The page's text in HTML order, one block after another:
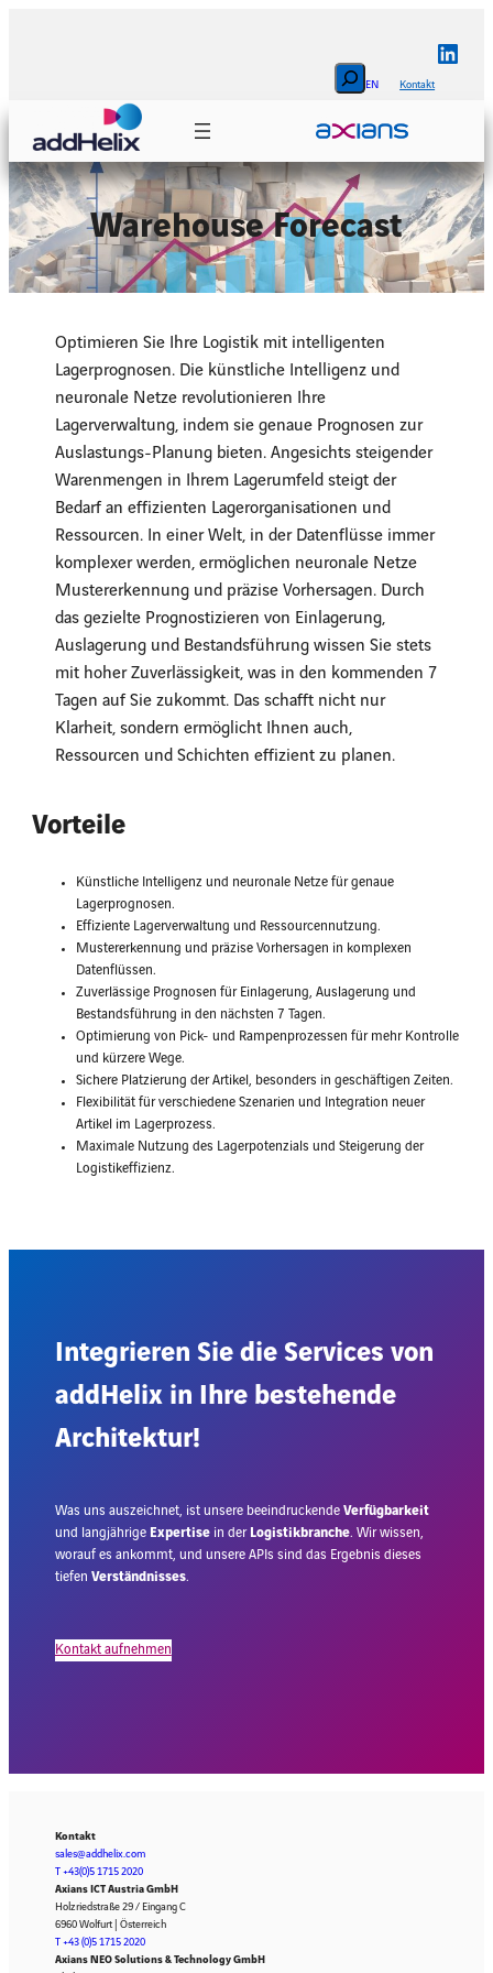
Search
EN
Kontakt
Warehouse Forecast
Optimieren Sie Ihre Logistik mit intelligenten
Lagerprognosen. Die künstliche Intelligenz und
neuronale Netze revolutionieren Ihre
Lagerverwaltung, indem sie genaue Prognosen zur
Auslastungs-Planung bieten. Angesichts steigender
Warenmengen in Ihrem Lagerumfeld steigt der
Bedarf an effizienten Lagerorganisationen und
Ressourcen. In einer Welt, in der Datenflüsse immer
komplexer werden, ermöglichen neuronale Netze
Mustererkennung und präzise Vorhersagen. Durch
das gezielte Prognostizieren von Einlagerung,
Auslagerung und Bestandsführung wissen Sie stets
mit hoher Zuverlässigkeit, was in den kommenden 7
Tagen auf Sie zukommt. Das schafft nicht nur
Klarheit, sondern ermöglicht Ihnen auch,
Ressourcen und Schichten effizient zu planen.
Vorteile
Künstliche Intelligenz und neuronale Netze für genaue
Lagerprognosen.
Effiziente Lagerverwaltung und Ressourcennutzung.
Mustererkennung und präzise Vorhersagen in komplexen
Datenflüssen.
Zuverlässige Prognosen für Einlagerung, Auslagerung und
Bestandsführung in den nächsten 7 Tagen.
Optimierung von Pick- und Rampenprozessen für mehr Kontrolle
und kürzere Wege.
Sichere Platzierung der Artikel, besonders in geschäftigen Zeiten.
Flexibilität für verschiedene Szenarien und Integration neuer
Artikel im Lagerprozess.
Maximale Nutzung des Lagerpotenzials und Steigerung der
Logistikeffizienz.
Integrieren Sie die Services von
addHelix in Ihre bestehende
Architektur!
Was uns auszeichnet, ist unsere beeindruckende Verfügbarkeit
und langjährige Expertise in der Logistikbranche. Wir wissen,
worauf es ankommt, und unsere APIs sind das Ergebnis dieses
tiefen Verständnisses.
Kontakt aufnehmen
Kontakt
sales@addhelix.com
T +43(0)5 1715 2020
Axians ICT Austria GmbH
Holzriedstraße 29 / Eingang C
6960 Wolfurt | Österreich
T +43 (0)5 1715 2020
Axians NEO Solutions & Technology GmbH